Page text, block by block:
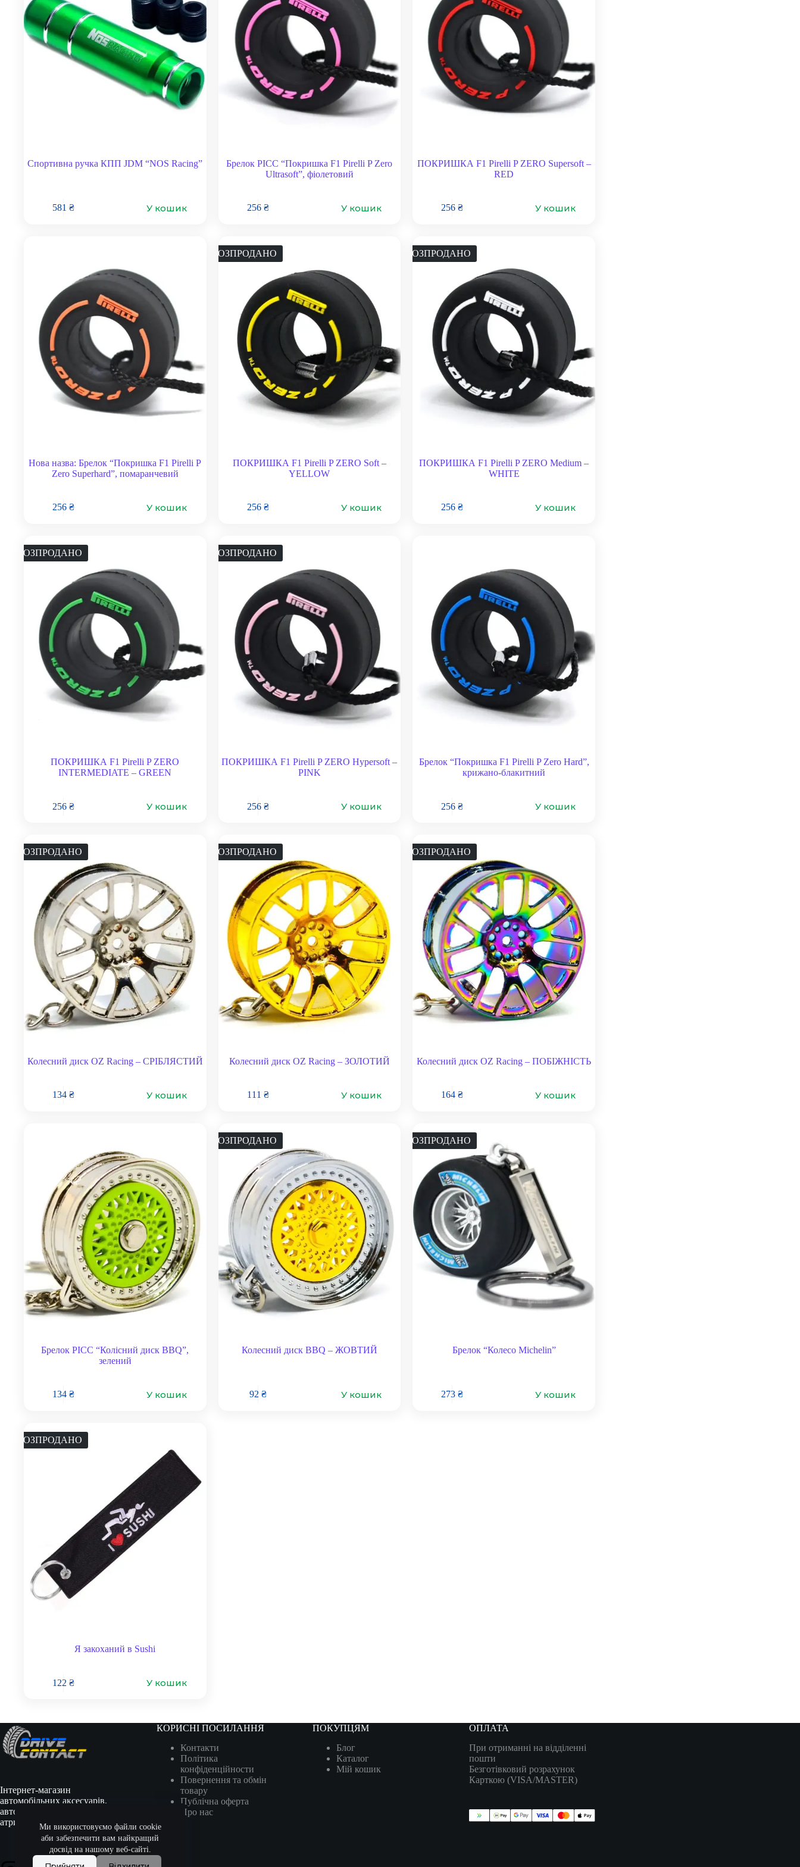
Ми використовуємо файли cookie
аби забезпечити вам найкращий
досвід на нашому веб-сайті.
Спортивна ручка КПП JDM “NOS Racing”
581₴ У кошик
Брелок PICC “Покришка F1 Pirelli P Zero
Ultrasoft”, фіолетовий
256 ₴ У кошик
ПОКРИШКА F1 Pirelli P ZERO Supersoft –
RED
256₴ У кошик
Нова назва: Брелок “Покришка F1 Pirelli P
Zero Superhard”, помаранчевий
256₴ У кошик
РОЗПРОДАНО
ПОКРИШКА F1 Pirelli P ZERO Soft –
YELLOW
256 ₴ У кошик
РОЗПРОДАНО
ПОКРИШКА F1 Pirelli P ZERO Medium –
WHITE
256₴ У кошик
РОЗПРОДАНО
ПОКРИШКА F1 Pirelli P ZERO
INTERMEDIATE – GREEN
256₴ У кошик
РОЗПРОДАНО
ПОКРИШКА F1 Pirelli P ZERO Hypersoft –
PINK
256 ₴ У кошик
Брелок “Покришка F1 Pirelli P Zero Hard”,
крижано-блакитний
256₴ У кошик
РОЗПРОДАНО
Колесний диск OZ Racing – СРІБЛЯСТИЙ
134₴ У кошик
РОЗПРОДАНО
Колесний диск OZ Racing – ЗОЛОТИЙ
111 ₴ У кошик
РОЗПРОДАНО
Колесний диск OZ Racing – ПОБІЖНІСТЬ
164₴ У кошик
Брелок PICC “Колісний диск BBQ”,
зелений
134₴ У кошик
РОЗПРОДАНО
Колесний диск BBQ – ЖОВТИЙ
92 ₴ У кошик
РОЗПРОДАНО
Брелок “Колесо Michelin”
273₴ У кошик
РОЗПРОДАНО
Я закоханий в Sushi
122₴ У кошик
Інтернет-магазин
автомобільних аксесуарів,
автотоварів, гоночної
атрибутики та сувенірів.
КОРИСНІ ПОСИЛАННЯ
Контакти
Політика
конфіденційности
Повернення та обмін
товару
Публічна оферта
Про нас
ПОКУПЦЯМ
Блог
Каталог
Мій кошик
ОПЛАТА
При отриманні на відділенні
пошти
Безготівковий розрахунок
Карткою (VISA/MASTER)